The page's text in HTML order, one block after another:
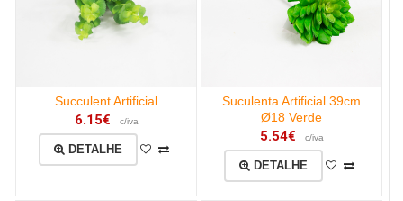
Succulent Artificial
6.15€ c/iva
DETALHE
Suculenta Artificial 39cm
Ø18 Verde
5.54€ c/iva
DETALHE